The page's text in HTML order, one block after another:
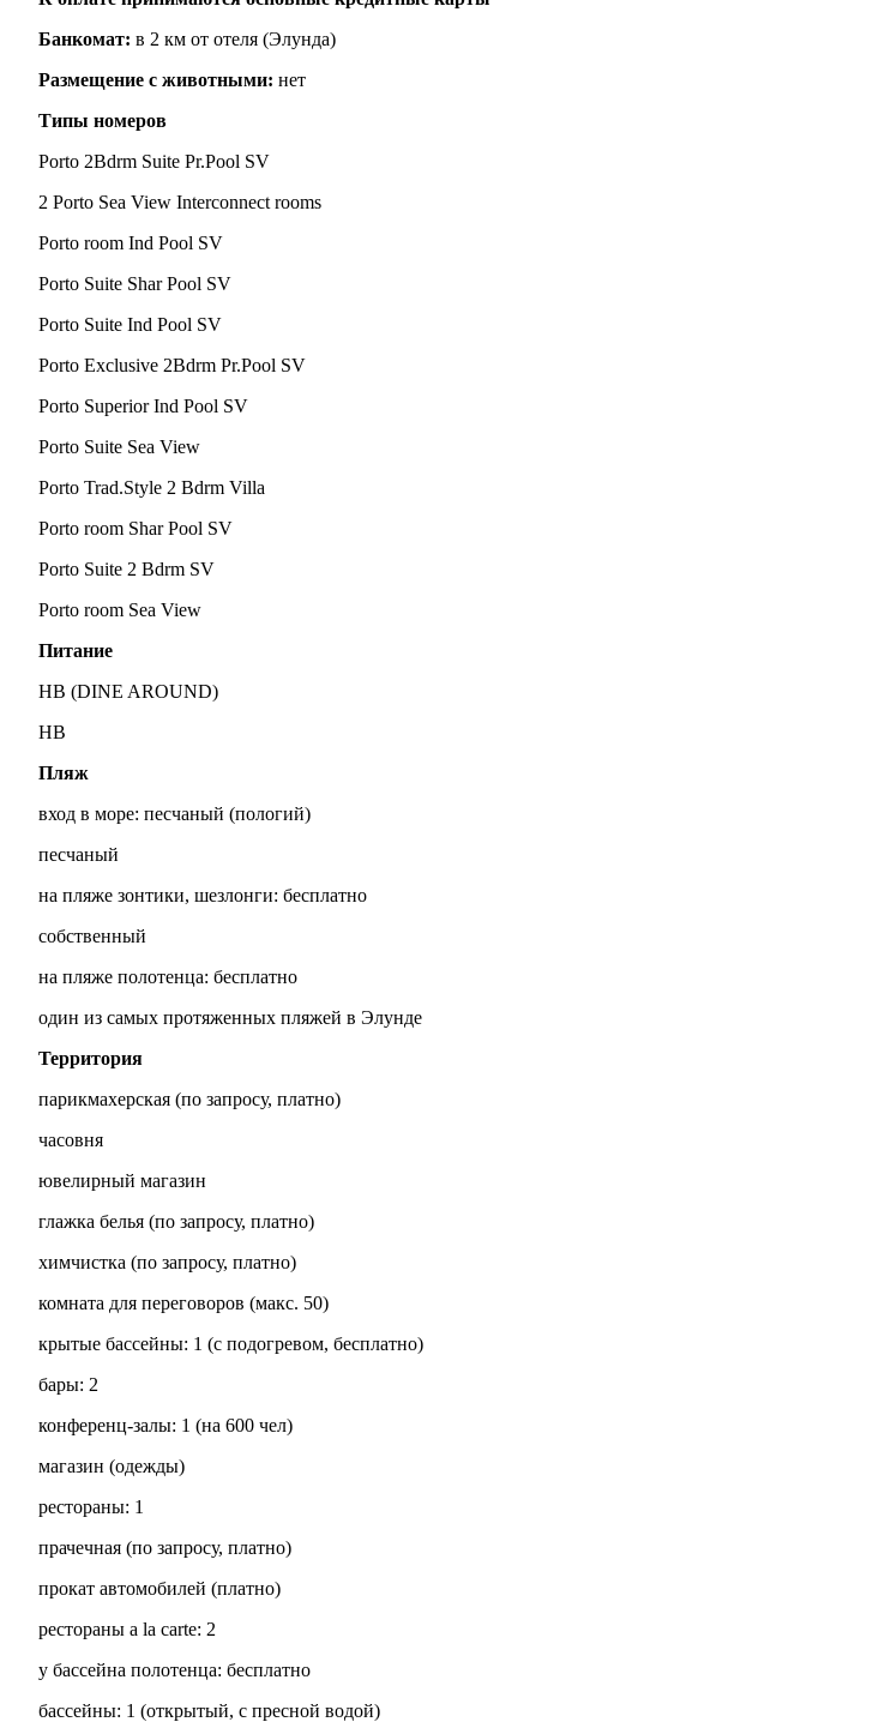
Банкомат: в 2 км от отеля (Элунда)
Размещение с животными: нет
Типы номеров
Porto 2Bdrm Suite Pr.Pool SV
2 Porto Sea View Interconnect rooms
Porto room Ind Pool SV
Porto Suite Shar Pool SV
Porto Suite Ind Pool SV
Porto Exclusive 2Bdrm Pr.Pool SV
Porto Superior Ind Pool SV
Porto Suite Sea View
Porto Trad.Style 2 Bdrm Villa
Porto room Shar Pool SV
Porto Suite 2 Bdrm SV
Porto room Sea View
Питание
HB (DINE AROUND)
HB
Пляж
вход в море: песчаный (пологий)
песчаный
на пляже зонтики, шезлонги: бесплатно
собственный
на пляже полотенца: бесплатно
один из самых протяженных пляжей в Элунде
Территория
парикмахерская (по запросу, платно)
часовня
ювелирный магазин
глажка белья (по запросу, платно)
химчистка (по запросу, платно)
комната для переговоров (макс. 50)
крытые бассейны: 1 (с подогревом, бесплатно)
бары: 2
конференц-залы: 1 (на 600 чел)
магазин (одежды)
рестораны: 1
прачечная (по запросу, платно)
прокат автомобилей (платно)
рестораны a la carte: 2
у бассейна полотенца: бесплатно
бассейны: 1 (открытый, с пресной водой)